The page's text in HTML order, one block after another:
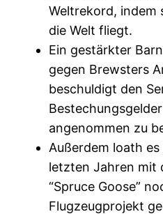
Weltrekord, indem
die Welt fliegt.
Ein gestärkter
gegen Brewsters
beschuldigt den
angenommen zu
Außerdem loath
letzten Jahren mit
“Spruce Goose”
Flugzeugprojekt